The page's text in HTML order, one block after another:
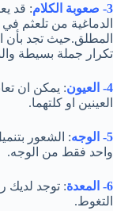
3- صعوبة الكلام
: قد
الدماغية من تلعثم
المطلق.حيث تجد بأن
تكرار جملة بسيطة
4- العيون
: يمكن ان
العينين او كلتهما.
5- الوجه
: الشعور
واحد فقط من الوجه.
6- المعدة
: توجد لديك
التغوط.